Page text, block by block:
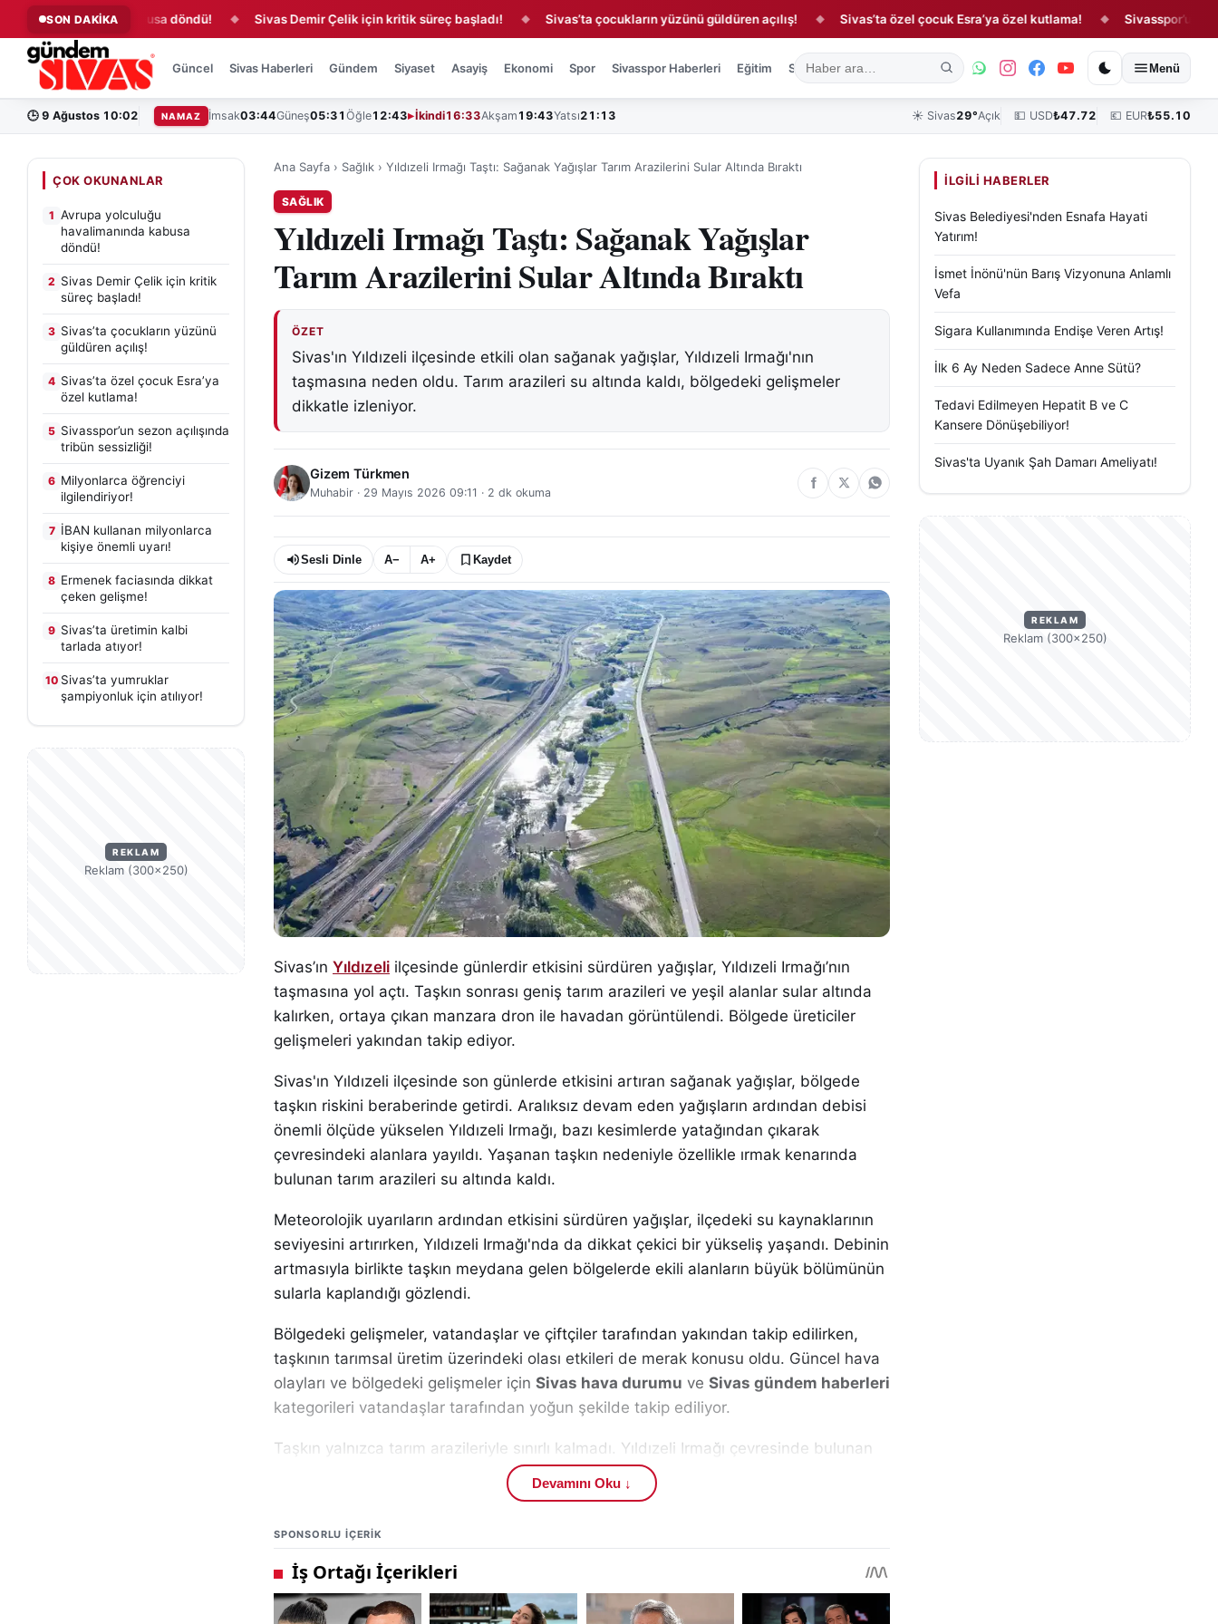
SON DAKİKA
kabusa döndü! ◆ Sivas Demir Çelik için kritik süreç başladı! ◆ Sivas’ta çocukların yüzünü güldüren açılış! ◆ Sivas’ta özel çocuk Esra’ya özel kutlama! ◆ Sivasspor’un sezon
Güncel Sivas Haberleri Gündem Siyaset Asayiş Ekonomi Spor Sivasspor Haberleri Eğitim Sağlık Kültür, Sanat ve Tarih Yaşam Sivas Vefat Edenler Köşe
Menü
🕒 9 Ağustos 10:02 NAMAZ İmsak03:44Güneş05:31 Öğle12:43 İkindi16:33Akşam 19:43Yatsı21:13 ☀️ Sivas29°Açık 💵 USD₺47.72 💶 EUR₺55.10
ÇOK OKUNANLAR
1 Avrupa yolculuğu
havalimanında kabusa
döndü!
2 Sivas Demir Çelik için kritik
süreç başladı!
3 Sivas’ta çocukların yüzünü
güldüren açılış!
4 Sivas’ta özel çocuk Esra’ya
özel kutlama!
5 Sivasspor’un sezon açılışında
tribün sessizliği!
6 Milyonlarca öğrenciyi
ilgilendiriyor!
7 İBAN kullanan milyonlarca
kişiye önemli uyarı!
8 Ermenek faciasında dikkat
çeken gelişme!
9 Sivas’ta üretimin kalbi
tarlada atıyor!
10 Sivas’ta yumruklar
şampiyonluk için atılıyor!
REKLAM
Reklam (300×250)
Ana Sayfa › Sağlık › Yıldızeli Irmağı Taştı: Sağanak Yağışlar Tarım Arazilerini Sular Altında Bıraktı
SAĞLIK
Yıldızeli Irmağı Taştı: Sağanak Yağışlar
Tarım Arazilerini Sular Altında Bıraktı
ÖZET
Sivas'ın Yıldızeli ilçesinde etkili olan sağanak yağışlar, Yıldızeli Irmağı'nın
taşmasına neden oldu. Tarım arazileri su altında kaldı, bölgedeki gelişmeler
dikkatle izleniyor.
Gizem Türkmen
Muhabir · 29 Mayıs 2026 09:11 · 2 dk okuma
Sesli Dinle A− A+ Kaydet
Sivas’ın Yıldızeli ilçesinde günlerdir etkisini sürdüren yağışlar, Yıldızeli Irmağı’nın
taşmasına yol açtı. Taşkın sonrası geniş tarım arazileri ve yeşil alanlar sular altında
kalırken, ortaya çıkan manzara dron ile havadan görüntülendi. Bölgede üreticiler
gelişmeleri yakından takip ediyor.
Sivas'ın Yıldızeli ilçesinde son günlerde etkisini artıran sağanak yağışlar, bölgede
taşkın riskini beraberinde getirdi. Aralıksız devam eden yağışların ardından debisi
önemli ölçüde yükselen Yıldızeli Irmağı, bazı kesimlerde yatağından çıkarak
çevresindeki alanlara yayıldı. Yaşanan taşkın nedeniyle özellikle ırmak kenarında
bulunan tarım arazileri su altında kaldı.
Meteorolojik uyarıların ardından etkisini sürdüren yağışlar, ilçedeki su kaynaklarının
seviyesini artırırken, Yıldızeli Irmağı'nda da dikkat çekici bir yükseliş yaşandı. Debinin
artmasıyla birlikte taşkın meydana gelen bölgelerde ekili alanların büyük bölümünün
sularla kaplandığı gözlendi.
Bölgedeki gelişmeler, vatandaşlar ve çiftçiler tarafından yakından takip edilirken,
taşkının tarımsal üretim üzerindeki olası etkileri de merak konusu oldu. Güncel hava
olayları ve bölgedeki gelişmeler için Sivas hava durumu ve Sivas gündem haberleri
kategorileri vatandaşlar tarafından yoğun şekilde takip ediliyor.
Taşkın yalnızca tarım arazileriyle sınırlı kalmadı. Yıldızeli Irmağı çevresinde bulunan
ağaçlık alanlar, otlaklar ve çeşitli yeşil bölgeler de yükselen suların etkisi altında
kaldı. Irmak çevresinde oluşan geniş su birikintileri, taşkının boyutunu gözler önüne
Özellikle kırsal kesimlerde bulunan bazı alanlarda suyun geniş bir alana yayıldığı
görülürken, taşkın nedeniyle doğal yaşam alanlarında da geçici etkiler oluştu.
Yağışların devam etmesi halinde su seviyelerinin yeniden yükselebileceği
Devamını Oku ↓
SPONSORLU IÇERIK
İLGILI HABERLER
Sivas Belediyesi'nden Esnafa Hayati
Yatırım!
İsmet İnönü'nün Barış Vizyonuna Anlamlı
Vefa
Sigara Kullanımında Endişe Veren Artış!
İlk 6 Ay Neden Sadece Anne Sütü?
Tedavi Edilmeyen Hepatit B ve C
Kansere Dönüşebiliyor!
Sivas'ta Uyanık Şah Damarı Ameliyatı!
REKLAM
Reklam (300×250)